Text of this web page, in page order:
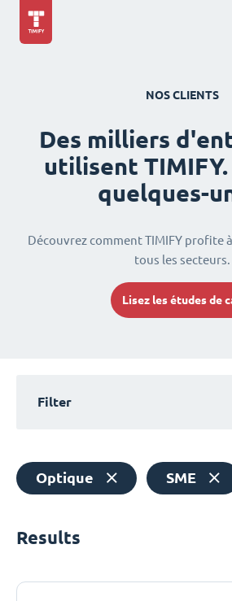
NOS CLIENTS
Des milliers
utilisent
quelques-
Découvrez comment TIMIFY profite
tous les secteurs.
Lisez les études de
Filter
Optique SME
Results